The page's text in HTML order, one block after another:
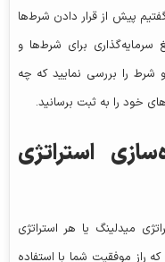
پیش از قرار دادن شرط‌ها
سرمایه‌گذاری برای شرط‌ها و
شرط را بررسی نمایید که چه
خود را به ثبت برسانید.
استراتژی
میدلینگ یا هر استراتژی
راز موفقیت شما با استفاده